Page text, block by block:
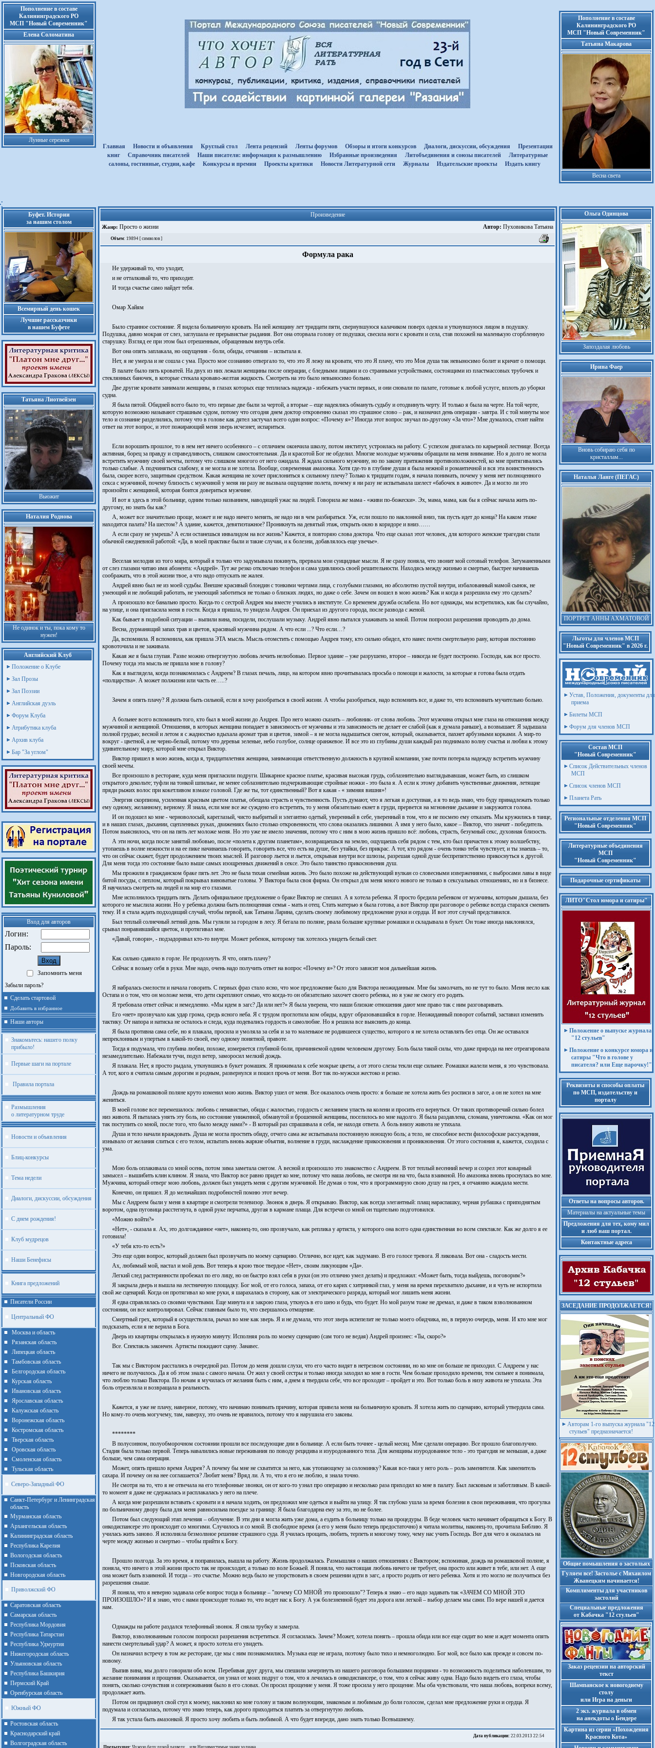
Пополнение в составе
Калининградского РО
МСП "Новый Современник"
Елена Соломатина
Лунные сережки
Главная
Новости и объявления Круглый стол Лента рецензий Ленты форумов Обзоры и итоги конкурсов Диалоги, дискуссии, обсуждения
Презентации
книг
Cправочник писателей Наши писатели: информация к размышлению Избранные произведения Литобъединения и союзы писателей
Литературные
салоны, гостинные, студии, кафе
Kонкурсы и премии Проекты критики Новости Литературной сети Журналы Издательские проекты Издать книгу
Пополнение в составе
Калининградского РО
МСП "Новый Современник"
Татьяна Макарова
Весна света
Буфет. Истории
за нашим столом
Всемирный день кошек
Лучшие рассказчики
в нашем Буфете
Татьяна Лиотвейзен
Вьюжит
Наталия Роднова
Не одинок и ты, пока кому то
нужен!
Английский Клуб
Положение о Клубе
Зал Прозы
Зал Поэзии
Английская дуэль
Форум Клуба
Атрибутика клуба
Архив клуба
Бар "За углом"
Вход для авторов
Логин:
Пароль:
Запомнить меня
Забыли пароль?
Сделать стартовой
Добавить в избранное
Наши авторы
Знакомьтесь: нашего полку
прибыло!
Первые шаги на портале
Правила портала
Размышления
о литературном труде
Новости и объявления
Блиц-конкурсы
Тема недели
Диалоги, дискуссии, обсуждения
С днем рождения!
Клуб мудрецов
Наши Бенефисы
Книга предложений
Писатели России
Центральный ФО
Москва и область
Рязанская область
Липецкая область
Тамбовская область
Белгородская область
Курская область
Ивановская область
Ярославская область
Калужская область
Воронежская область
Костромская область
Тверская область
Оровская область
Смоленская область
Тульская область
Северо-Западный ФО
Санкт-Петербург и Ленинградская
область
Мурманская область
Архангельская область
Калининградская область
Республика Карелия
Вологодская область
Псковская область
Новгородская область
Приволжский ФО
Cаратовская область
Cамарская область
Республика Мордовия
Республика Татарстан
Республика Удмуртия
Нижегородская область
Ульяновская область
Республика Башкирия
Пермский Край
Оренбурская область
Южный ФО
Ростовская область
Краснодарский край
Волгоградская область
Произведение
Жанр: Просто о жизни Автор: Пуховикова Татьяна
Объем: 19894 [ символов ]
Формула рака
Не удерживай то, что уходит,
и не отталкивай то, что приходит.
И тогда счастье само найдет тебя.
Омар Хайям
Было странное состояние. Я видела больничную кровать. На ней женщину лет тридцати пяти, свернувшуюся калачиком поверх одеяла и уткнувшуюся лицом в подушку.
Подушка, давно мокрая от слез, заглушала ее прерывистые рыдания. Вот она оторвала голову от подушки, свесила ноги с кровати и села, став похожей на маленькую сгорбленную
старушку. Взгляд ее при этом был отрешенным, обращенным внутрь себя.
Вот она опять заплакала, но ощущения - боли, обиды, отчаяния – испытала я.
Нет, я не умерла и не сошла с ума. Просто мое сознанию отвергало то, что это Я лежу на кровати, что это Я плачу, что это Моя душа так невыносимо болит и кричит о помощи.
В палате было пять кроватей. На двух из них лежали женщины после операции, с бледными лицами и со странными устройствами, состоящими из пластмассовых трубочек и
стеклянных баночек, в которые стекала кроваво-желтая жидкость. Смотреть на это было невыносимо больно.
Две другие кровати занимали женщины, в глазах которых еще теплилась надежда - избежать участи первых, и они сновали по палате, готовые к любой услуге, вплоть до уборки
судна.
Я была пятой. Обидней всего было то, что первые две были за чертой, а вторые – еще надеялись обмануть судьбу и отодвинуть черту. И только я была на черте. На той черте,
которую возможно называют страшным судом, потому что сегодня днем доктор откровенно сказал это страшное слово – рак, и назначил день операции - завтра. И с той минуты мое
тело и сознание разделились, потому что в голове как дятел застучал всего один вопрос: «Почему я»? Иногда этот вопрос звучал по-другому «За что»? Мне думалось, стоит найти
ответ на этот вопрос, и этот пожирающий меня зверь исчезнет, испариться.
Если ворошить прошлое, то в нем нет ничего особенного – с отличием окончила школу, потом институт, устроилась на работу. С успехом двигалась по карьерной лестнице. Всегда
активная, борец за правду и справедливость, слишком самостоятельная. Да и красотой Бог не обделил. Многие молодые мужчины обращали на меня внимание. Но я долго не могла
встретить мужчину своей мечты, потому что слишком многого от него ожидала. Я ждала сильного мужчину, но по закону притяжения противоположностей, ко мне притягивались
только слабые. А подчиняться слабому, я не могла и не хотела. Вообще, современная амазонка. Хотя где-то в глубине души я была нежной и романтичной и вся эта воинственность
была, скорее всего, защитным средством. Какая женщина не хочет прислониться к сильному плечу? Только к тридцати годам, я начала понимать, почему у меня нет полноценного
секса с мужчиной, почему близость с мужчиной у меня ни разу не вызвала ощущение полета, почему я ни разу не испытывала шелест «бабочек в животе». Да и могло ли это
произойти с женщиной, которая боится довериться мужчине.
И вот я здесь в этой больнице, одним только названием, наводящей ужас на людей. Говорила же мама - «живи по-божески». Эх, мама, мама, как бы я сейчас начала жить по-
другому, но знать бы как?
А, может все значительно проще, может и не надо ничего менять, не надо ни в чем разбираться. Уж, если пошло по наклонной вниз, так пусть идет до конца? На каком этаже
находится палата? На шестом? А здание, кажется, девятиэтажное? Проникнуть на девятый этаж, открыть окно в коридоре и вниз……
А если сразу не умрешь? А если останешься инвалидом на все жизнь? Кажется, я повторяю слова доктора. Что еще сказал этот человек, для которого женские трагедии стали
обычной ежедневной работой: «Да, в моей практике были и такие случаи, и к болезни, добавлялось еще увечье».
Веселая мелодия из того мира, который я только что задумывала покинуть, прервала мои суицидные мысли. Я не сразу поняла, что звонит мой сотовый телефон. Затуманенными
от слез глазами читаю имя абонента: «Андрей». Тут же резко отключаю телефон и сама удивляюсь своей решительности. Находясь между жизнью и смертью, быстрее начинаешь
соображать, что в этой жизни твое, а что надо отпускать не жалея.
Андрей явно был не из моей судьбы. Внешне красивый блондин с тонкими чертами лица, с голубыми глазами, но абсолютно пустой внутри, избалованный мамой сынок, не
умеющий и не любящий работать, не умеющий заботиться не только о близких людях, но даже о себе. Зачем он вошел в мою жизнь? Как и когда я разрешила ему это сделать?
А произошло все банально просто. Когда-то с сестрой Андрея мы вместе учились в институте. Со временем дружба ослабела. Но вот однажды, мы встретились, как бы случайно,
на улице, и она пригласила меня в гости. Когда я пришла, то увидела Андрея. Он приехал из другого города, после развода с женой.
Как бывает в подобной ситуации – выпили вина, посидели, послушали музыку. Андрей явно пытался ухаживать за мной. Потом попросил разрешения проводить до дома.
Весна, дурманящий запах трав и цветов, красивый мужчина рядом. А что если ...? Что если…?
Да, вспомнила. Я вспомнила, как пришла ЭТА мысль. Мысль отомстить с помощью Андрея тому, кто сильно обидел, кто нанес почти смертельную рану, которая постоянно
кровоточила и не заживала.
Какая же я была глупая. Разве можно отвергнутую любовь лечить нелюбовью. Первое здание – уже разрушено, второе – никогда не будет построено. Господи, как все просто.
Почему тогда эта мысль не пришла мне в голову?
Как я выглядела, когда познакомилась с Андреем? В глазах печаль, лицо, на котором явно прочитывалась просьба о помощи и жалости, за которые я готова была отдать
«полцарства». А может полжизни или часть ее…..?
Зачем я опять плачу? Я должна быть сильной, если я хочу разобраться в своей жизни. А чтобы разобраться, надо вспомнить все, и даже то, что вспоминать мучительно больно.
А больнее всего вспоминать того, кто был в моей жизни до Андрея. Про него можно сказать – любовник- от слова любовь. Этот мужчина открыл мне глаза на отношения между
мужчиной и женщиной. Отношения, в которых женщина попадает в зависимость от мужчины и эта зависимость не делает ее слабой (как я думала раньше), а возвышает. Я задышала
полной грудью; весной и летом я с жадностью вдыхала аромат трав и цветов, зимой – я не могла надышаться снегом, который, оказывается, пахнет арбузными корками. А мир-то
вокруг - цветной, а не черно-белый, потому что деревья зеленые, небо голубое, солнце оранжевое. И все это из глубины души каждый раз поднимало волну счастья и любви к этому
удивительному миру, которой мне открыл Виктор.
Виктор пришел в мою жизнь, когда я, тридцатилетняя женщина, занимающая ответственную должность в крупной компании, уже почти потеряла надежду встретить мужчину
своей мечты.
Все произошло в ресторане, куда меня пригласили подруги. Шикарное красное платье, красивая высокая грудь, соблазнительно выглядывавшая, может быть, из слишком
открытого декольте; туфли на тонкой шпильке, не менее соблазнительно подчеркивающие стройные ножки - это была я. А если к этому добавить чувственные движения, летящие
пряди рыжих волос при кокетливом взмахе головой. Где же ты, тот единственный? Вот я какая - « зимняя вишня»!
Энергия скорпиона, усиленная красным цветом платья, обещала страсть и чувственность. Пусть думают, что я легкая и доступная, а я то ведь знаю, что буду принадлежать только
ему одному, желанному, верному. Я знала, если мне все же суждено его встретить, то у меня обязательно екнет в груди, прервется на мгновение дыхание и закружится голова.
И он подошел ко мне - черноволосый, кареглазый, чисто выбритый и элегантно одетый, уверенный в себе, уверенный в том, что я не посмею ему отказать. Мы кружились в танце,
и в наших глазах, дыхании, сцепленных руках, движениях было столько откровенности, что слова оказались лишними. А имя у него было, какое – Виктор, что значит - победитель.
Потом выяснилось, что он на пять лет моложе меня. Но это уже не имело значения, потому что с ним в мою жизнь пришло всё: любовь, страсть, безумный секс, духовная близость.
А эти ночи, когда после занятий любовью, после «полета к другим планетам», возвращаешься на землю, ощущаешь себя рядом с тем, кто был причастен к этому волшебству,
утопаешь в волне нежности и на ее пике начинаешь говорить, говорить все, что есть на душе, без утайки, без прикрас. А тот, кто рядом - очень тонко тебя чувствует, и ты знаешь – то,
что он сейчас скажет, будет продолжением твоих мыслей. И разговор льется и льется, открывая внутри все шлюзы, разрешая одной душе беспрепятственно прикоснуться к другой.
Для меня тогда это состояние было выше самых изощренных движений в сексе. Это было таинство прикосновения душ.
Мы прожили в гражданском браке пять лет. Это не была тихая семейная жизнь. Это было похоже на действующий вулкан со словесными извержениями, с выбросами лавы в виде
битой посуды, с пеплом, который покрывал виноватые головы. У Виктора была своя фирма. Он открыл для меня много нового не только в сексуальных отношениях, но и в бизнесе.
Я научилась смотреть на людей и на мир его глазами.
Мне исполнилось тридцать пять. Делать официальное предложение о браке Виктор не спешил. А я хотела ребенка. Я просто бредила ребенком от мужчины, которым дышала, без
которого не мыслила жизни. Но у ребенка должна быть полноценная семья - мать и отец. Стать матерью я была готова, а вот Виктор при разговоре о ребенке всегда старался сменить
тему. И я стала ждать подходящий случай, чтобы первой, как Татьяна Ларина, сделать своему любимому предложение руки и сердца. И вот этот случай представился.
Был теплый солнечный летний день. Мы гуляли за городом в лесу. Я бегала по поляне, рвала большие крупные ромашки и складывала в букет. Он тоже иногда наклонялся,
срывал понравившийся цветок, и протягивал мне.
«Давай, говори», - подзадоривал кто-то внутри. Может ребенок, которому так хотелось увидеть белый свет.
Как сильно сдавило в горле. Не продохнуть. Я что, опять плачу?
Сейчас я возьму себя в руки. Мне надо, очень надо получить ответ на вопрос «Почему я»? От этого зависит моя дальнейшая жизнь.
Я набралась смелости и начала говорить. С первых фраз стало ясно, что мое предложение было для Виктора неожиданным. Мне бы замолчать, но не тут то было. Меня несло как
Остапа и о том, что он моложе меня, что дети скрепляют семью, что когда-то он обязательно захочет своего ребенка, но я уже не смогу его родить.
Я требовала ответ сейчас и немедленно. «Мы идем в загс? Да или нет?» Я была уверена, что наши близкие отношения дают мне право так с ним разговаривать.
Его «нет» прозвучало как удар грома, средь ясного неба. Я с трудом проглотила ком обиды, вдруг образовавшийся в горле. Неожиданный поворот событий, заставил изменить
тактику. От напора и натиска не осталось и следа, куда подевались гордость и самолюбие. Но я решила все выяснить до конца.
Я была противна сама себе, но я плакала, просила и умоляла за себя и за то маленькое не родившееся существо, которого я не хотела оставлять без отца. Он же оставался
непреклонным и упертым в какой-то своей, ему одному понятной, правоте.
Тогда я подумала, что глубина любви, похоже, измеряется глубиной боли, причиняемой одним человеком другому. Боль была такой силы, что даже природа на нее отреагировала
незамедлительно. Набежали тучи, подул ветер, заморосил мелкий дождь.
Я плакала. Нет, я просто рыдала, уткнувшись в букет ромашек. Я прижимала к себе мокрые цветы, а от этого слезы текли еще сильнее. Ромашки жалели меня, я это чувствовала.
А тот, кого я считала самым дорогим и родным, развернулся и пошел прочь от меня. Вот так по-мужски жестоко и резко.
Дождь на ромашковой поляне круто изменил мою жизнь. Виктор ушел от меня. Все оказалось очень просто: я больше не хотела жить без росписи в загсе, а он не хотел на мне
жениться.
В моей голове все перемешалось: любовь с ненавистью, обида с жалостью, гордость с желанием упасть на колени и просить его вернуться. От таких противоречий сильно болел
низ живота. Я пыталась унять эту боль, но состояние униженной, обманутой и брошенной женщины, поселилось во мне надолго. Я была раздавлена, сломана, уничтожена. «Как он мог
так поступить со мной, после того, что было между нами?» - В который раз спрашивала я себя, не находя ответа. А боль внизу живота не утихала.
Душа и тело начали враждовать. Душа не могла простить обиду, отчего сама же испытывала постоянную ноющую боль; а тело, не способное вести философские рассуждения,
изнывало от желания слиться с его телом, испытать вновь жаркие объятия, волнение в груди, наслаждение прикосновения и проникновения. От этого состояния я, кажется, сходила с
ума.
Мою боль оплакивала со мной осень, потом зима заметала снегом. А весной и произошло это знакомство с Андреем. В тот теплый весенний вечер и созрел этот коварный
замысел – вышибить клин клином. Я знала, что Виктор все равно придет ко мне, потому что наша любовь, не смотря ни на что, была взаимной. Но амазонка вновь проснулась во мне.
Мужчина, который отверг мою любовь, должен был увидеть меня с другим мужчиной. Не думая о том, что я программирую свою душу на грех, я отчаянно жаждала мести.
Конечно, он пришел. Я до мельчайших подробностей помню этот вечер.
Мы с Андреем были у меня в квартире и смотрели телевизор. Звонок в дверь. Я открываю. Виктор, как всегда элегантный: плащ нараспашку, черная рубашка с приподнятым
воротом, одна пуговица расстегнута, в одной руке перчатка, другая в кармане плаща. Для встречи со мной он тщательно подготовился.
«Можно войти?»
«Нет», - сказала я. Ах, это долгожданное «нет», наконец-то, оно прозвучало, как реплика у артиста, у которого она всего одна единственная во всем спектакле. Как же долго я ее
готовила!
«У тебя кто-то есть?»
Это еще один вопрос, который должен был прозвучать по моему сценарию. Отлично, все идет, как задумано. В его голосе тревога. Я ликовала. Вот она - сладость мести.
Ах, любимый мой, настал и мой день. Вот теперь я крою твое твердое «Нет», своим ликующим «Да».
Легкий след растерянности пробежал по его лицу, но он быстро взял себя в руки (он это отлично умел делать) и предложил: «Может быть, тогда выйдешь, поговорим?»
Я закрыла дверь и вышла на лестничную площадку. Бог мой, от его голоса, запаха, от его карих с хитринкой глаз, у меня на время перехватило дыхание, и я чуть не испортила
свой же сценарий. Когда он протягивал ко мне руки, я шарахалась в сторону, как от электрического разряда, который мог лишить меня жизни.
Я едва справлялась со своими чувствами. Еще минута и я закрою глаза, уткнусь в его шею и будь, что будет. Но мой разум тоже не дремал, и даже в таком взволнованном
состоянии, он все контролировал. Сейчас главным было то, что свершалось отмщение.
Смертный грех, который я осуществляла, рычал во мне как зверь. Я и не думала, что этот зверь испепелит не только моего обидчика, но, в первую очередь, меня. И кто мне мог
подсказать, если я не верила в Бога.
Дверь из квартиры открылась в нужную минуту. Исполняя роль по моему сценарию (сам того не ведая) Андрей произнес: «Ты, скоро?»
Все. Спектакль закончен. Артисты покидают сцену. Занавес.
Так мы с Виктором расстались в очередной раз. Потом до меня дошли слухи, что его часто видят в нетрезвом состоянии, но ко мне он больше не приходил. С Андреем у нас
ничего не получилось. Да я об этом знала с самого начала. От жил у своей сестры и только иногда заходил ко мне в гости. Чем больше проходило времени, тем сильнее я понимала,
что люблю только Виктора. По ночам я мучилась от желания быть с ним, а днем я твердила себе, что все проходит – пройдет и это. Вот только боль в низу живота не утихала. Эта
боль отрезвляла и возвращала в реальность.
Кажется, я уже не плачу, наверное, потому, что начинаю понимать причину, которая привела меня на больничную кровать. Я хотела жить по сценарию, который утвердила сама.
Но кому-то очень могучему, там, наверху, это очень не нравилось, потому что я нарушила его законы.
********
В полусонном, полуобморочном состоянии прошли все последующие дни в больнице. А если быть точнее - целый месяц. Мне сделали операцию. Все прошло благополучно.
Стадия была только первой. Теперь навалились новые переживания по поводу рецидива и изуродованного тела. Для женщины изуродованное тело - это трагедия не меньшая, а даже
больше, чем сама операция.
Может, опять пришло время Андрея? А почему бы мне не схватится за него, как утопающему за соломинку? Какая все-таки у него роль – роль заменителя. Как заменитель
сахара. И почему он на нее соглашается? Любит меня? Вряд ли. А то, что я его не люблю, я знала точно.
Не смотря на то, что я не отвечала на его телефонные звонки, он от кого-то узнал про операцию и несколько раза приходил ко мне в палату. Был ласковым и заботливым. В какой-
то момент я даже не сдержалась и расплакалась у него на плече.
А когда мне разрешили вставать с кровати и я начала ходить, он предложил мне одеться и выйти на улицу. Я так глубоко ушла за время болезни в свои переживания, что прогулка
по больничному двору была для меня равносильна поездке за границу. Я была благодарна ему за это, но не более.
Потом был следующий этап лечения – облучение. В эти дни я могла жить уже дома, а ездить в больницу только на процедуры. В беде человек часто начинает обращаться к Богу. В
онкодиспансере это происходит со многими. Случилось и со мной. В свободное время (а его у меня было теперь предостаточно) я читала молитвы, наконец-то, прочитала Библию. Я
училась жить заново. Я исполняла безмолвное решение страшного суда. Я училась прощать, любить, терпеть и многому тому, чему нас учить Господь. Вот для чего я оказалась на
черте между жизнью и смертью – чтобы прийти к Богу.
Прошло полгода. За это время, я поправилась, вышла на работу. Жизнь продолжалась. Размышляя о наших отношениях с Виктором; вспоминая, дождь на ромашковой поляне, я
поняла, что ничего в этой жизни просто так не происходит, а только по воле Божьей. Я поняла, что настоящая любовь ничего не требует, она просто или живет в тебе, или нет. А еще
она может быть взаимной. И тогда – это счастье. Можно ведь было не упорствовать в своем решении идти в загс, а просто родить от него ребенка. Хотя и это могло не получиться без
разрешения свыше.
Я поняла, что я неверно задавала себе вопрос тогда в больнице – "почему СО МНОЙ это произошло"? Теперь я знаю – его надо задавать так «ЗАЧЕМ СО МНОЙ ЭТО
ПРОИЗОШЛО»? И я знаю, что с нами происходит только то, что ведет нас к Богу. А уж болезненной будет эта дорога или легкой – выбор делаем мы сами. По вере нашей и дается
нам.
Однажды на работе раздался телефонный звонок. Я сняла трубку и замерла.
Виктор, взволнованным голосом попросил разрешения встретиться. Я согласилась. Зачем? Может, хотела понять – прошла обида или все еще сидит во мне и ждет момента опять
нанести смертельный удар? А может, я просто хотела его увидеть.
Он назначил встречу в том же ресторане, где мы с ним познакомились. Музыка еще не играла, поэтому было тихо и немноголюдно. Бог мой, все было как прежде и совсем по-
новому.
Выпив вина, мы долго говорили обо всем. Перебивая друг друга, мы спешили зачерпнуть из нашего разговора большими порциями - то возможность поделиться наболевшим, то
желание понимания и прощения. Оказывается, он узнал от моих подруг о том, что я лечилась в онкодиспансере, о том, что я сейчас живу одна. Надо было видеть его глаза, чтобы
понять, сколько сочувствия и сопереживания было в его словах. Он просил прощение у меня. Я тоже просила у него прощение. Мы оба чувствовали, что наша любовь, вопреки всему,
продолжает жить.
Потом он придвинул свой стул к моему, наклонил ко мне голову и таким волнующим, знакомым и любимым до боли голосом, сделал мне предложение руки и сердца. Я
подумала и согласилась, потому что знаю теперь, как дорого приходиться платить за отвергнутую любовь.
Я так устала быть амазонкой. Я просто хочу любить и быть любимой. А что будет впереди, дано знать только Всевышнему.
Дата публикации: 22.03.2013 22:54
Предыдущее: Чужую беду рукой разведу…или Несовместимые знаки зодиака
Ольга Одинцова
Запоздалая любовь
Ирина Фаер
Вновь собираю себя по
кристаллам...
Наталья Ланге (ПЕГАС)
ПОРТРЕТ АННЫ АХМАТОВОЙ
Льготы для членов МСП
"Новый Современник" в 2026 г.
Устав, Положения, документы для
приема
Билеты МСП
Форум для членов МСП
Состав МСП
"Новый Современник"
Список Действительных членов
МСП
Список членов МСП
Планета Рать
Региональные отделения МСП
"Новый Современник"
Литературные объединения
МСП
"Новый Современник"
Подарочные сертификаты
ЛИТО"Стол юмора и сатиры"
Положение о выпуске журнала
"12 стульев"
Положение о конкурсе юмора и
сатиры "Что в голове у
писателя? или Еще парочку!"
Реквизиты и способы оплаты
по МСП, издательству и
порталу
Ответы на вопросы авторов.
Материалы на актуальные темы
Предложения для тех, кому мил
и люб наш портал.
Контактные адреса
ЗАСЕДАНИЕ ПРОДОЛЖАЕТСЯ!
Авторам 1-го выпуска журнала "12
стульев" предназначается!
Общие помышления о застольях
Гуляем все! Застолье с Михаилом
Жванецким начинается!
Комплименты для участников
застолий
Cпециальные предложения
от Кабачка "12 стульев"
Заказ рецензии на авторский
текст
Шампанское к новогоднему
столу
или Игра на деньги
2 экз. журнала в обмен
на анекдоты о Бендере
Картина из серии «Похождения
Красного Кота»